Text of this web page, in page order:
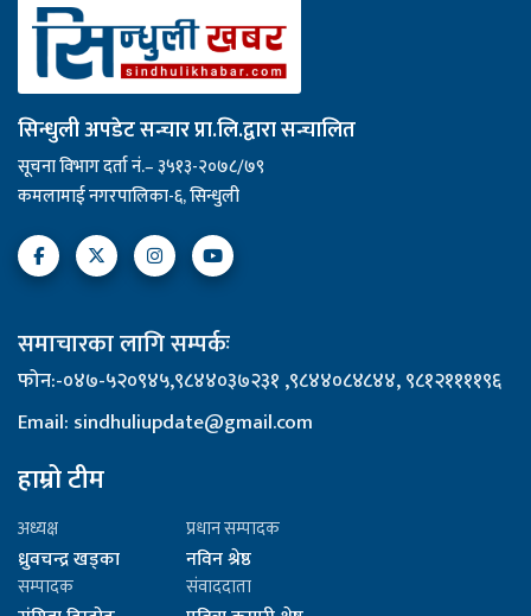
सिन्धुली अपडेट सन्चार प्रा.लि.द्वारा सन्चालित
सूचना विभाग दर्ता नं.– ३५१३-२०७८/७९
कमलामाई नगरपालिका-६, सिन्धुली
समाचारका लागि सम्पर्कः
फोन:-०४७-५२०९४५,९८४४०३७२३१ ,९८४४०८४८४४, ९८१२११११९६
Email: sindhuliupdate@gmail.com
हाम्रो टीम
अध्यक्ष
ध्रुवचन्द्र खड्का
प्रधान सम्पादक
नविन श्रेष्ठ
सम्पादक संवाददाता